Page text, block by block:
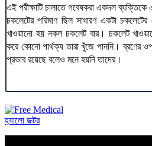
এই পরীক্ষাটি চালাতে গবেষকরা একদল ব্যক্তিকে
চকলেটের পরিমাণ ছিল সাধারণ একটা
খাওয়ানো হয় নকল চকলেট বার। চকলেট
করে কোনো পার্থক্য তারা খুঁজে পাননি। ব্রণের
প্রভাব রয়েছে বলেও মনে হয়নি তাদের।
হ্যালো ডক্টর